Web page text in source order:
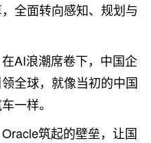
全面转向感知、规划与
AI浪潮席卷下，中国企
全球，就像当初的中国
一样。
筑起的壁垒，让国